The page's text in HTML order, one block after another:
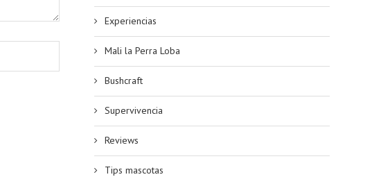
Experiencias
Mali la Perra Loba
Bushcraft
Supervivencia
Reviews
Tips mascotas